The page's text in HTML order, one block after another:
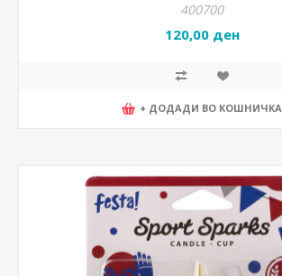
400700
120,00 ден
+ ДОДАДИ ВО КОШНИЧКА